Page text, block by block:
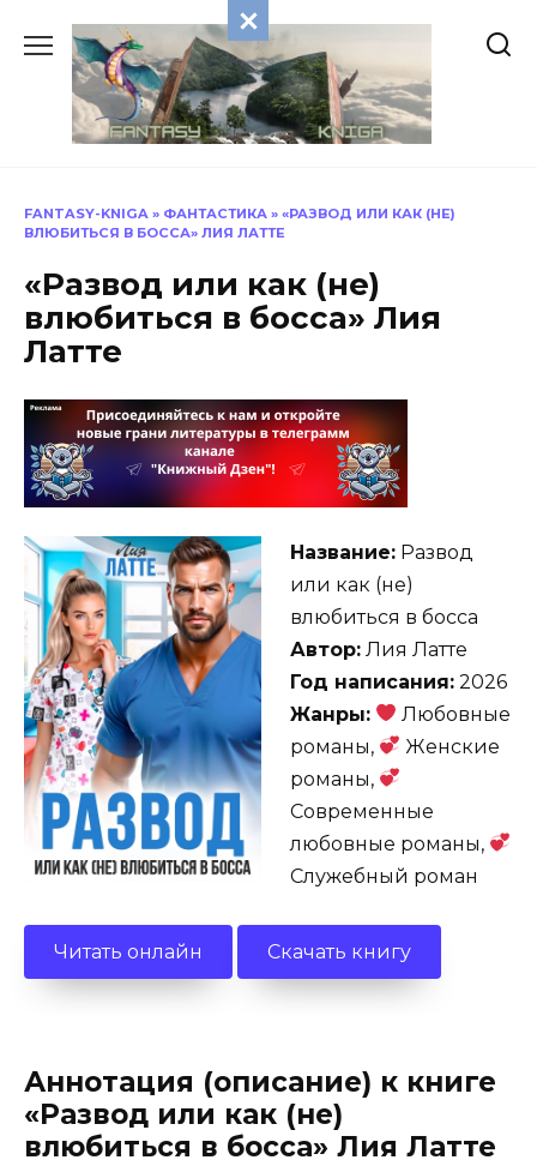
содержанию
FANTASY-KNIGA » ФАНТАСТИКА » «РАЗВОД ИЛИ КАК (НЕ)
ВЛЮБИТЬСЯ В БОССА» ЛИЯ ЛАТТЕ
«Развод или как (не)
влюбиться в босса» Лия
Латте
Название: Развод
или как (не)
влюбиться в босса
Автор: Лия Латте
Год написания: 2026
Жанры:
Любовные
романы,
Женские
романы,
Современные
любовные романы,
Служебный роман
Читать онлайн Скачать книгу
Аннотация (описание) к книге
«Развод или как (не)
влюбиться в босса» Лия Латте